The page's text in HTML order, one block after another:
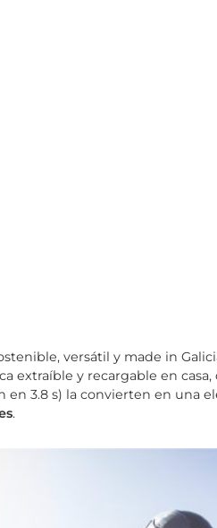
versátil y made in
extraíble y recargable en
3.8 s) la convierten en una
.